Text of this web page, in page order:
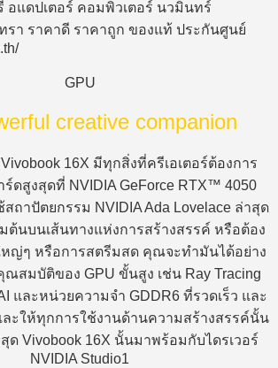
GPU
creative companion
Vivobook 16X มีทุกสิ่งที่ครีเอเตอร์ต้องการ
ดสูงสุดที่ NVIDIA GeForce RTX™ 4050
ถาปัตยกรรม NVIDIA Ada Lovelace ล่าสุด
ต้นบนเส้นทางแห่งการสร้างสรรค์ หรือต้อง
หญ่ๆ หรือการสตรีมสด คุณจะทำมันได้อย่าง
สมบัติของ GPU ขั้นสูง เช่น Ray Tracing
และหน่วยความจำ GDDR6 ที่รวดเร็ว และ
ะให้ทุกการใช้งานด้านความสร้างสรรค์นั้น
ด Vivobook 16X นั้นมาพร้อมกับไดรเวอร์
NVIDIA Studio1